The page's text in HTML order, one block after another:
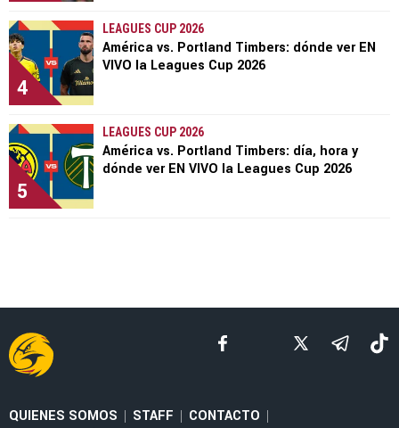
4
LEAGUES CUP 2026
América vs. Portland Timbers: dónde ver EN
VIVO la Leagues Cup 2026
5
LEAGUES CUP 2026
América vs. Portland Timbers: día, hora y
dónde ver EN VIVO la Leagues Cup 2026
QUIENES SOMOS | STAFF | CONTACTO |